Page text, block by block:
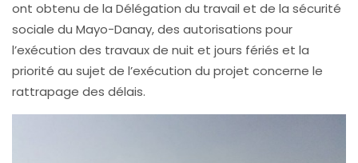
ont obtenu de la Délégation du travail et de la sécurité
sociale du Mayo-Danay, des autorisations pour
l’exécution des travaux de nuit et jours fériés et la
priorité au sujet de l’exécution du projet concerne le
rattrapage des délais.